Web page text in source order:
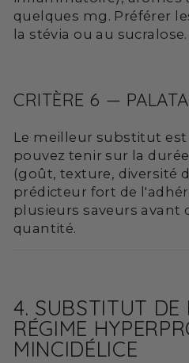
quelques mg. Préférer
la stévia ou au sucralose.
CRITÈRE 6 —
Le meilleur substitut est
pouvez tenir sur la
(goût, texture, diversité
prédicteur fort de
plusieurs saveurs avant
quantité.
4. SUBSTITUT DE
RÉGIME
MINCIDÉLICE